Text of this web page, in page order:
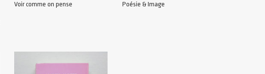
AJOUTER AU PANIER
Voir comme on pense
AJOUTER AU PANIER
Poésie & Image